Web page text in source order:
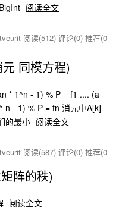
阅读全文
阅读(512) 评论(0) 推荐(0)
同模方程)
* 1^n - 1) % P = f1 .... (a
n - 1) % P = fn 消元中A[k]
的最小 阅读全文
阅读(587) 评论(0) 推荐(0)
阵的秩)
阅读全文